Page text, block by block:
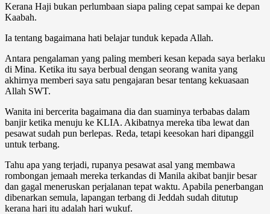
Kerana Haji bukan perlumbaan siapa paling cepat sampai ke depan
Kaabah.
Ia tentang bagaimana hati belajar tunduk kepada Allah.
Antara pengalaman yang paling memberi kesan kepada saya berlaku
di Mina. Ketika itu saya berbual dengan seorang wanita yang
akhirnya memberi saya satu pengajaran besar tentang kekuasaan
Allah SWT.
Wanita ini bercerita bagaimana dia dan suaminya terbabas dalam
banjir ketika menuju ke KLIA. Akibatnya mereka tiba lewat dan
pesawat sudah pun berlepas. Reda, tetapi keesokan hari dipanggil
untuk terbang.
Tahu apa yang terjadi, rupanya pesawat asal yang membawa
rombongan jemaah mereka terkandas di Manila akibat banjir besar
dan gagal meneruskan perjalanan tepat waktu. Apabila penerbangan
dibenarkan semula, lapangan terbang di Jeddah sudah ditutup
kerana hari itu adalah hari wukuf.